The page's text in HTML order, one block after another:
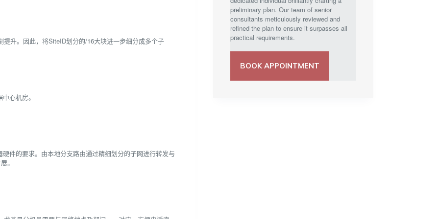
升。因此，将SiteID划分的/16大块进一步细分成多个子
心机房。
件的要求。由本地分支路由通过精细划分的子网进行转发与
。
preliminary plan. Our team of senior
consultants meticulously reviewed and
refined the plan to ensure it surpasses all
practical requirements.
BOOK APPOINTMENT